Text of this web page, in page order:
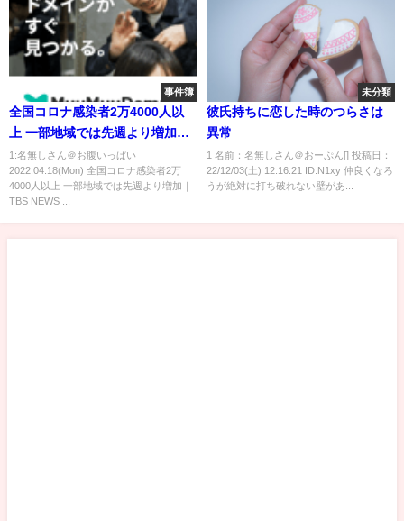
事件簿
全国コロナ感染者2万4000人以
上 一部地域では先週より増加｜
TBS NEWS DIG
1:名無しさん＠お腹いっぱい
2022.04.18(Mon) 全国コロナ感染者2万
4000人以上 一部地域では先週より増加｜
TBS NEWS ...
未分類
彼氏持ちに恋した時のつらさは
異常
1 名前：名無しさん＠おーぷん[] 投稿日：
22/12/03(土) 12:16:21 ID:N1xy 仲良くなろ
うが絶対に打ち破れない壁があ...